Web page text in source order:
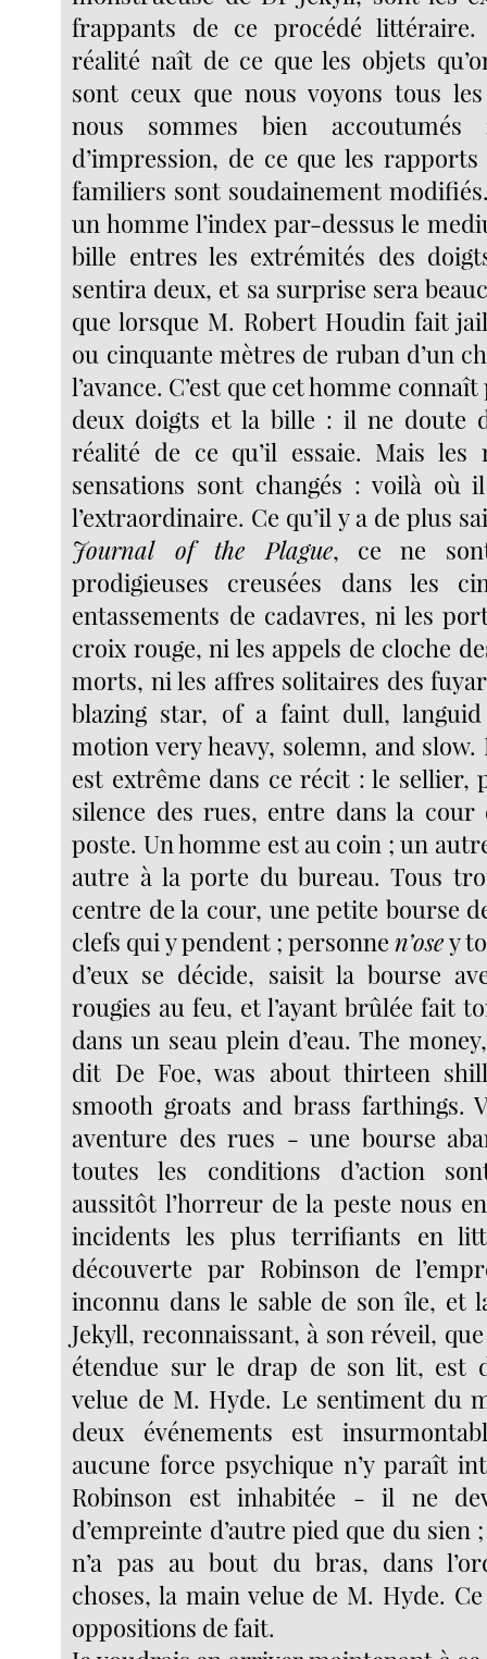
frappants de ce procédé littéraire.
réalité naît de ce que les objets
sont ceux que nous voyons tous
nous sommes bien
d’impression, de ce que les
familiers sont soudainement
un homme l’index par-dessus le
bille entres les extrémités des
sentira deux, et sa surprise sera
que lorsque M. Robert Houdin fait
ou cinquante mètres de ruban d’un
l’avance. C’est que cet homme
deux doigts et la bille : il ne doute
réalité de ce qu’il essaie. Mais les
sensations sont changés : voilà où
l’extraordinaire. Ce qu’il y a de plus
Journal of the Plague, ce ne
prodigieuses creusées dans les
entassements de cadavres, ni les
croix rouge, ni les appels de cloche
morts, ni les affres solitaires des
blazing star, of a faint dull,
motion very heavy, solemn, and slow.
est extrême dans ce récit : le sellier,
silence des rues, entre dans la cour
poste. Un homme est au coin ; un
autre à la porte du bureau. Tous
centre de la cour, une petite bourse
clefs qui y pendent ; personnen’osey
d’eux se décide, saisit la bourse
rougies au feu, et l’ayant brûlée fait
dans un seau plein d’eau. The
dit De Foe, was about thirteen
smooth groats and brass farthings.
aventure des rues - une bourse
toutes les conditions d’action
aussitôt l’horreur de la peste nous
incidents les plus terrifiants en
découverte par Robinson de
inconnu dans le sable de son île, et
Jekyll, reconnaissant, à son réveil,
étendue sur le drap de son lit, est
velue de M. Hyde. Le sentiment du
deux événements est
aucune force psychique n’y paraît
Robinson est inhabitée - il ne
d’empreinte d’autre pied que du sien
n’a pas au bout du bras, dans
choses, la main velue de M. Hyde.
oppositions de fait.